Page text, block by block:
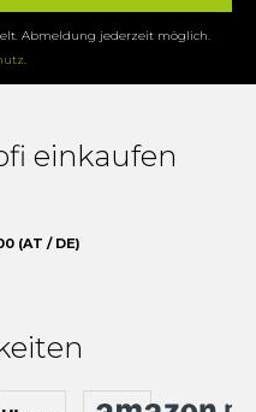
Abmeldung jederzeit möglich.
einkaufen
(AT / DE)